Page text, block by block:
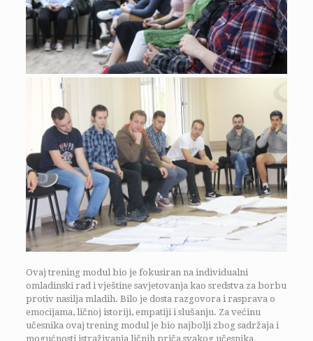
Ovaj trening modul bio je fokusiran na individualni
omladinski rad i vještine savjetovanja kao sredstva za borbu
protiv nasilja mladih. Bilo je dosta razgovora i rasprava o
emocijama, ličnoj istoriji, empatiji i slušanju. Za većinu
učesnika ovaj trening modul je bio najbolji zbog sadržaja i
mogućnosti istraživanja ličnih priča svakog učesnika.